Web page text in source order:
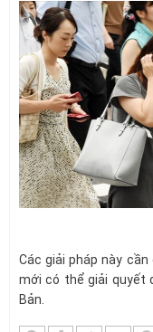
Các giải pháp này
mới có thể giải quyết
Bản.